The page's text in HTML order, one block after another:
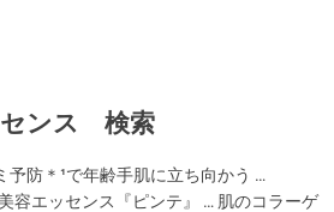
センス 検索
予防＊¹で年齢手肌に立ち向かう …
容エッセンス『ピンテ』 … 肌のコラーゲ